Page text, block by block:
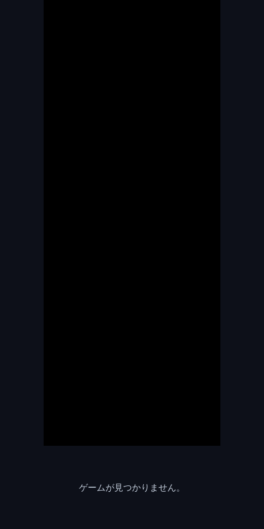
ゲームが見つかりません。